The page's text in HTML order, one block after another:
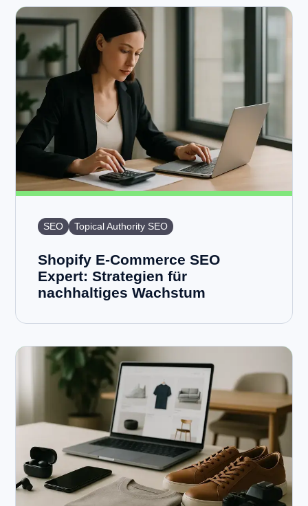
SEO Topical Authority SEO
Shopify E-Commerce SEO
Expert: Strategien für
nachhaltiges Wachstum